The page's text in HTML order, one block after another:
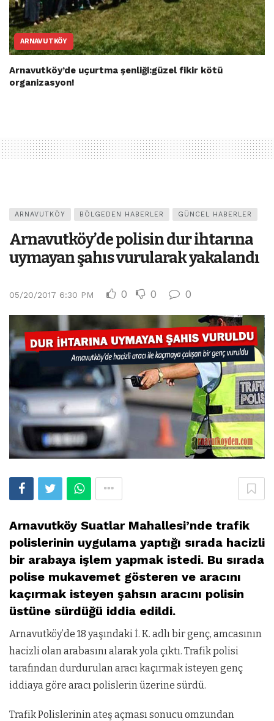
ARNAVUTKÖY
Arnavutköy’de uçurtma şenliği:güzel fikir kötü
organizasyon!
ARNAVUTKÖY BÖLGEDEN HABERLER GÜNCEL HABERLER
Arnavutköy’de polisin dur ihtarına
uymayan şahıs vurularak yakalandı
05/20/2017 6:30 PM 0 0 0
Arnavutköy Suatlar Mahallesi’nde trafik
polislerinin uygulama yaptığı sırada hacizli
bir arabaya işlem yapmak istedi. Bu sırada
polise mukavemet gösteren ve aracını
kaçırmak isteyen şahsın aracını polisin
üstüne sürdüğü iddia edildi.
Arnavutköy’de 18 yaşındaki İ. K. adlı bir genç, amcasının
hacizli olan arabasını alarak yola çıktı. Trafik polisi
tarafından durdurulan aracı kaçırmak isteyen genç
iddiaya göre aracı polislerin üzerine sürdü.
Trafik Polislerinin ateş açması sonucu omzundan